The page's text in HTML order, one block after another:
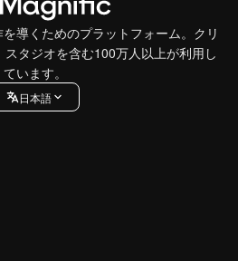
導くためのプラットフォーム。クリ
タジオを含む100万人以上が利用し
ています。
日本語